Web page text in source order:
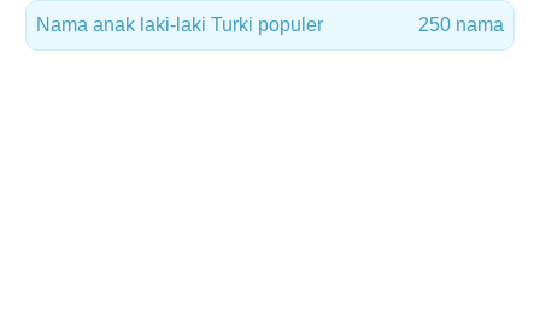
Nama anak laki-laki Turki populer 250 nama